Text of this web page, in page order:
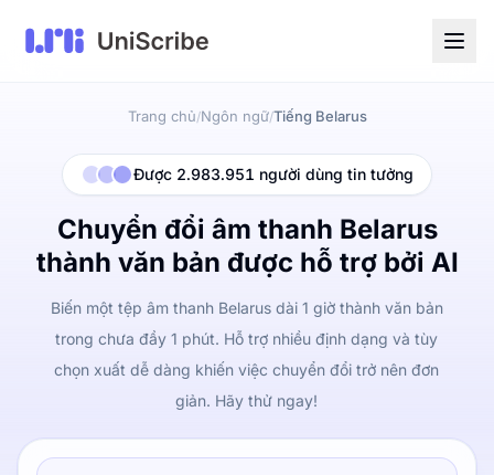
Trang chủ/Ngôn ngữ/Tiếng Belarus
Được 2.983.951 người dùng tin tưởng
Chuyển đổi âm thanh Belarus
thành văn bản được hỗ trợ bởi AI
Biến một tệp âm thanh Belarus dài 1 giờ thành văn bản
trong chưa đầy 1 phút. Hỗ trợ nhiều định dạng và tùy
chọn xuất dễ dàng khiến việc chuyển đổi trở nên đơn
giản. Hãy thử ngay!